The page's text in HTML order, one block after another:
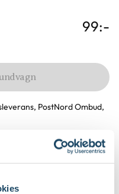
99:-
PostNord Ombud,